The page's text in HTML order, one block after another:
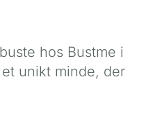
hos Bustme i
unikt minde, der